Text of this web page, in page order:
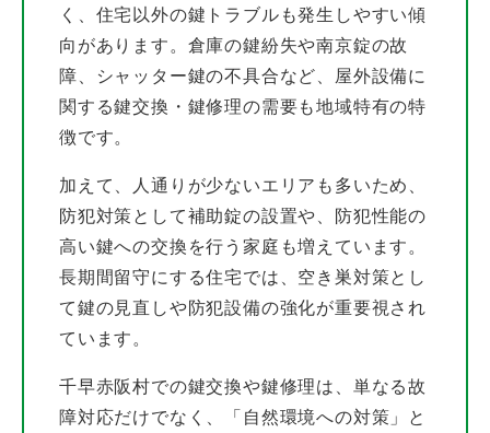
く、住宅以外の鍵トラブルも発生しやすい傾
向があります。倉庫の鍵紛失や南京錠の故
障、シャッター鍵の不具合など、屋外設備に
関する鍵交換・鍵修理の需要も地域特有の特
徴です。
加えて、人通りが少ないエリアも多いため、
防犯対策として補助錠の設置や、防犯性能の
高い鍵への交換を行う家庭も増えています。
長期間留守にする住宅では、空き巣対策とし
て鍵の見直しや防犯設備の強化が重要視され
ています。
千早赤阪村での鍵交換や鍵修理は、単なる故
障対応だけでなく、「自然環境への対策」と